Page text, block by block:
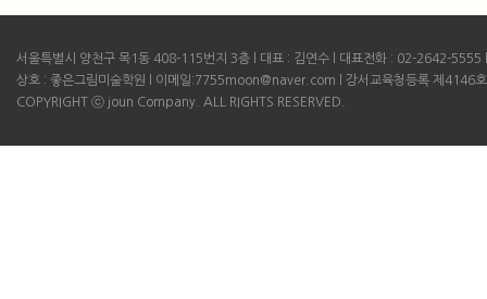
서울특별시 양천구 목1동 408-115번지 3층 l 대표 : 김연수 l 대표전화 : 02-2642-
상호 : 좋은그림미술학원 l 이메일:7755moon@naver.com l 강서교육청등록 제4146호
COPYRIGHT ⓒ joun Company. ALL RIGHTS RESERVED.